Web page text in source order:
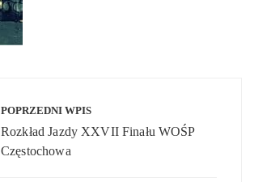
POPRZEDNI WPIS
Rozkład Jazdy XXVII Finału WOŚP
Częstochowa